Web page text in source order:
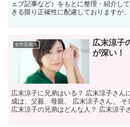
ェブ記事など）をもとに整理・紹介し
きる限り正確性に配慮しておりますが
女性芸能人
広末涼子
が深い！
広末涼子に兄弟はいる？ 広末涼子さん
成は、父親、母親、 広末涼子さん、 そ
広末涼子の兄弟はどんな人？ 広末涼子